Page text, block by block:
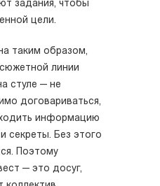
задания, чтобы
цели.
таким образом,
линии
стуле — не
договариваться,
информацию
секреты. Без этого
Поэтому
— это досуг,